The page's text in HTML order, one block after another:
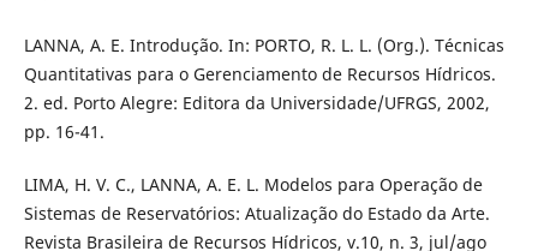
LANNA, A. E. Introdução. In: PORTO, R. L. L. (Org.). Técnicas
Quantitativas para o Gerenciamento de Recursos Hídricos.
2. ed. Porto Alegre: Editora da Universidade/UFRGS, 2002,
pp. 16-41.
LIMA, H. V. C., LANNA, A. E. L. Modelos para Operação de
Sistemas de Reservatórios: Atualização do Estado da Arte.
Revista Brasileira de Recursos Hídricos, v.10, n. 3, jul/ago